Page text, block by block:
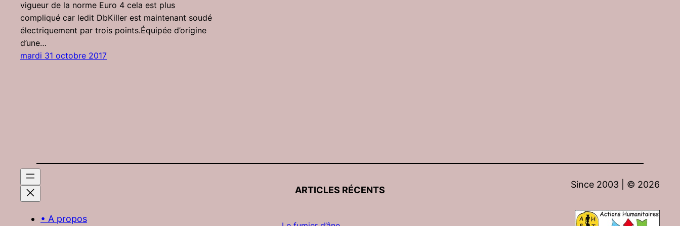
vigueur de la norme Euro 4 cela est plus
compliqué car ledit DbKiller est maintenant soudé
électriquement par trois points.Équipée d’origine
d’une…
mardi 31 octobre 2017
• A propos
ARTICLES RÉCENTS
Since 2003 | © 2026